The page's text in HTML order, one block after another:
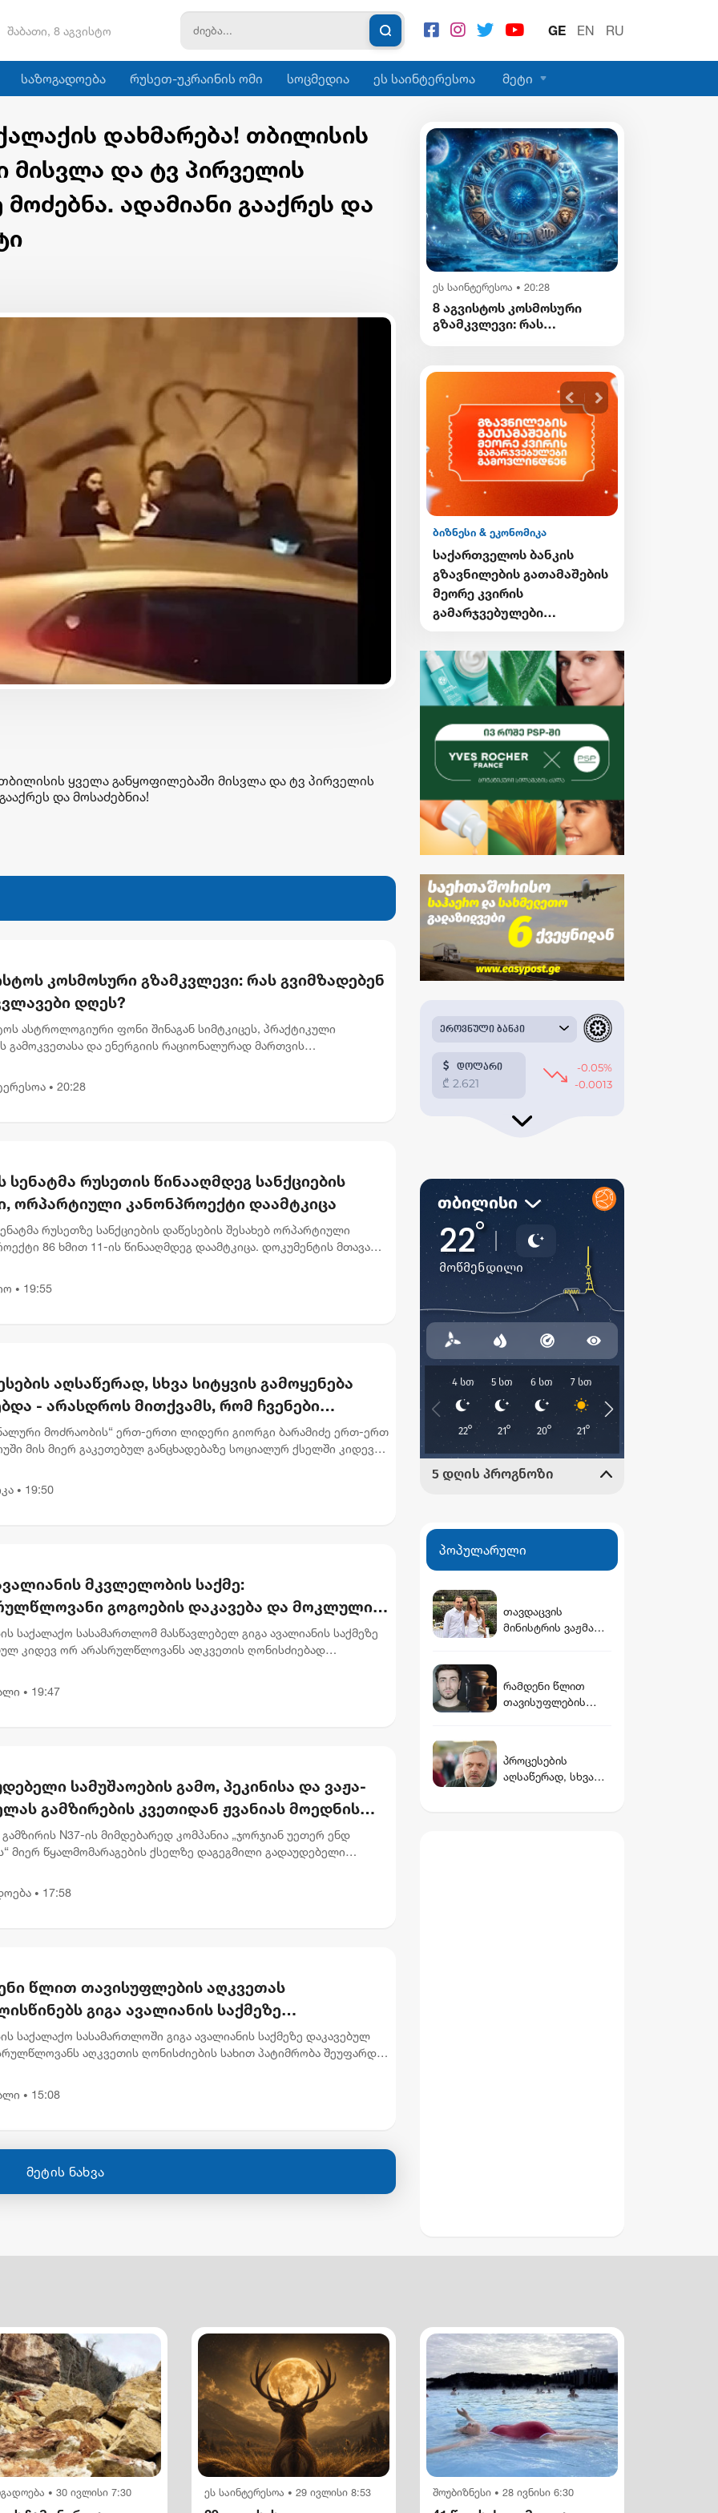
შაბათი, 8 აგვისტო GE EN RU
საზოგადოება რუსეთ-უკრაინის ომი სოცმედია ეს საინტერესოა მეტი
დახმარება! თბილისის
მისვლა და ტვ პირველის
ადამიანი გააქრეს და
ყველა განყოფილებაში მისვლა და ტვ პირველის
და მოსაძებნია!
კოსმოსური გზამკვლევი: რას გვიმზადებენ
დღეს?
ასტროლოგიური ფონი შინაგან სიმტკიცეს, პრაქტიკული
გამოკვეთასა და ენერგიის რაციონალურად მართვის
საქმე...
• 20:28
სენატმა რუსეთის წინააღმდეგ სანქციების
ორპარტიული კანონპროექტი დაამტკიცა
რუსეთზე სანქციების დაწესების შესახებ ორპარტიული
86 ხმით 11-ის წინააღმდეგ დაამტკიცა. დოკუმენტის მთავარი
• 19:55
აღსაწერად, სხვა სიტყვის გამოყენება
- არასდროს მითქვამს, რომ ჩვენები
ან დატყვევებულს "ხვრეტდნენ" -
მოძრაობის“ ერთ-ერთი ლიდერი გიორგი ბარამიძე ერთ-ერთ
მის მიერ გაკეთებულ განცხადებაზე სოციალურ ქსელში კიდევ
• 19:50
მკვლელობის საქმე:
გოგოების დაკავება და მოკლული
დედის განცხადება
საქალაქო სასამართლომ მასწავლებელ გიგა ავალიანის საქმეზე
კიდევ ორ არასრულწლოვანს აღკვეთის ღონისძიებად
• 19:47
სამუშაოების გამო, პეკინისა და ვაჟა-
გამზირების კვეთიდან ჟვანიას მოედნის
მოძრაობა დროებით შეიზღუდება
გამზირის N37-ის მიმდებარედ კომპანია „ჯორჯიან უეთერ ენდ
მიერ წყალმომარაგების ქსელზე დაგეგმილი გადაუდებელი
ნ...
• 17:58
წლით თავისუფლების აღკვეთას
გიგა ავალიანის საქმეზე
წაყენებული ბრალდება
საქალაქო სასამართლოში გიგა ავალიანის საქმეზე დაკავებულ
აღკვეთის ღონისძიების სახით პატიმრობა შეუფარდეს
• 15:08
მეტის ნახვა
ეს საინტერესოა • 20:28
8 აგვისტოს კოსმოსური
გზამკვლევი: რას
ბიზნესი & ეკონომიკა
Wine Square X Lunatic
ერთმანეთის
მხარდასაჭერად | მცირე
ბიზნესის ჯაჭვი
გრძელდება
ბიზნესი & ეკონომიკა
საქართველოს ბანკის
მობილბანკის მორიგი
განახლება - ახალი
ბიზნესი & ეკონომიკა
საქართველოს ბანკის
გზავნილების გათამაშების
მეორე კვირის
გამარჯვებულები
პოპულარული
თავდაცვის
მინისტრის ვაჟმა
რჩეული
რამდენი წლით
თავისუფლების
საქმეზე
არასრულწლოვნები
პროცესების
აღსაწერად, სხვა
• 30 ივლისი 7:30 ეს საინტერესოა • 29 ივლისი 8:53 შოუბიზნესი • 28 ივნისი 6:30